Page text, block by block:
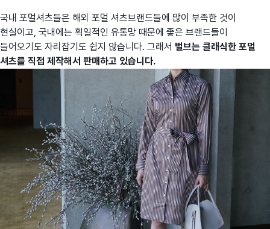
국내 포멀셔츠들은 해외 포멀 셔츠브랜드들에 많이 부족한 것이
현실이고, 국내에는 획일적인 유통망 때문에 좋은 브랜드들이
들어오기도 자리잡기도 쉽지 않습니다. 그래서 벌브는 클래식한 포멀
셔츠를 직접 제작해서 판매하고 있습니다.